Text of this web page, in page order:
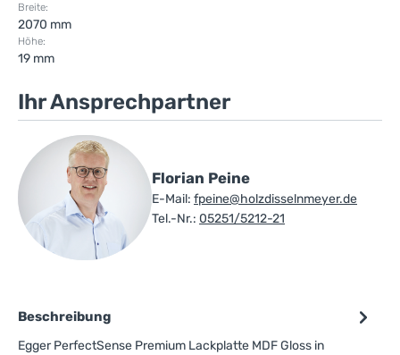
Breite:
2070 mm
Höhe:
19 mm
Ihr Ansprechpartner
Florian Peine
E-Mail: fpeine@holzdisselnmeyer.de
Tel.-Nr.: 05251/5212-21
Beschreibung
Egger PerfectSense Premium Lackplatte MDF Gloss in